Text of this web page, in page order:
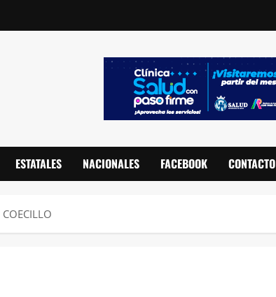
ESTATALES NACIONALES FACEBOOK CONTACTO